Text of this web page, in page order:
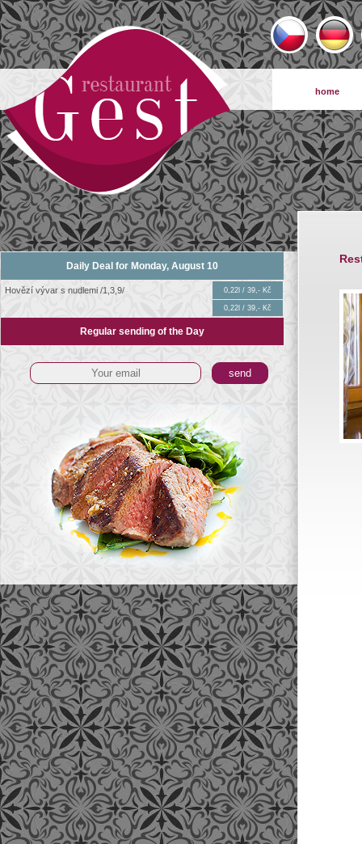
home
Daily Deal for Monday, August 10
Hovězí vývar s nudlemi /1,3,9/ 0,22l / 39,- Kč
0,22l / 39,- Kč
Regular sending of the Day